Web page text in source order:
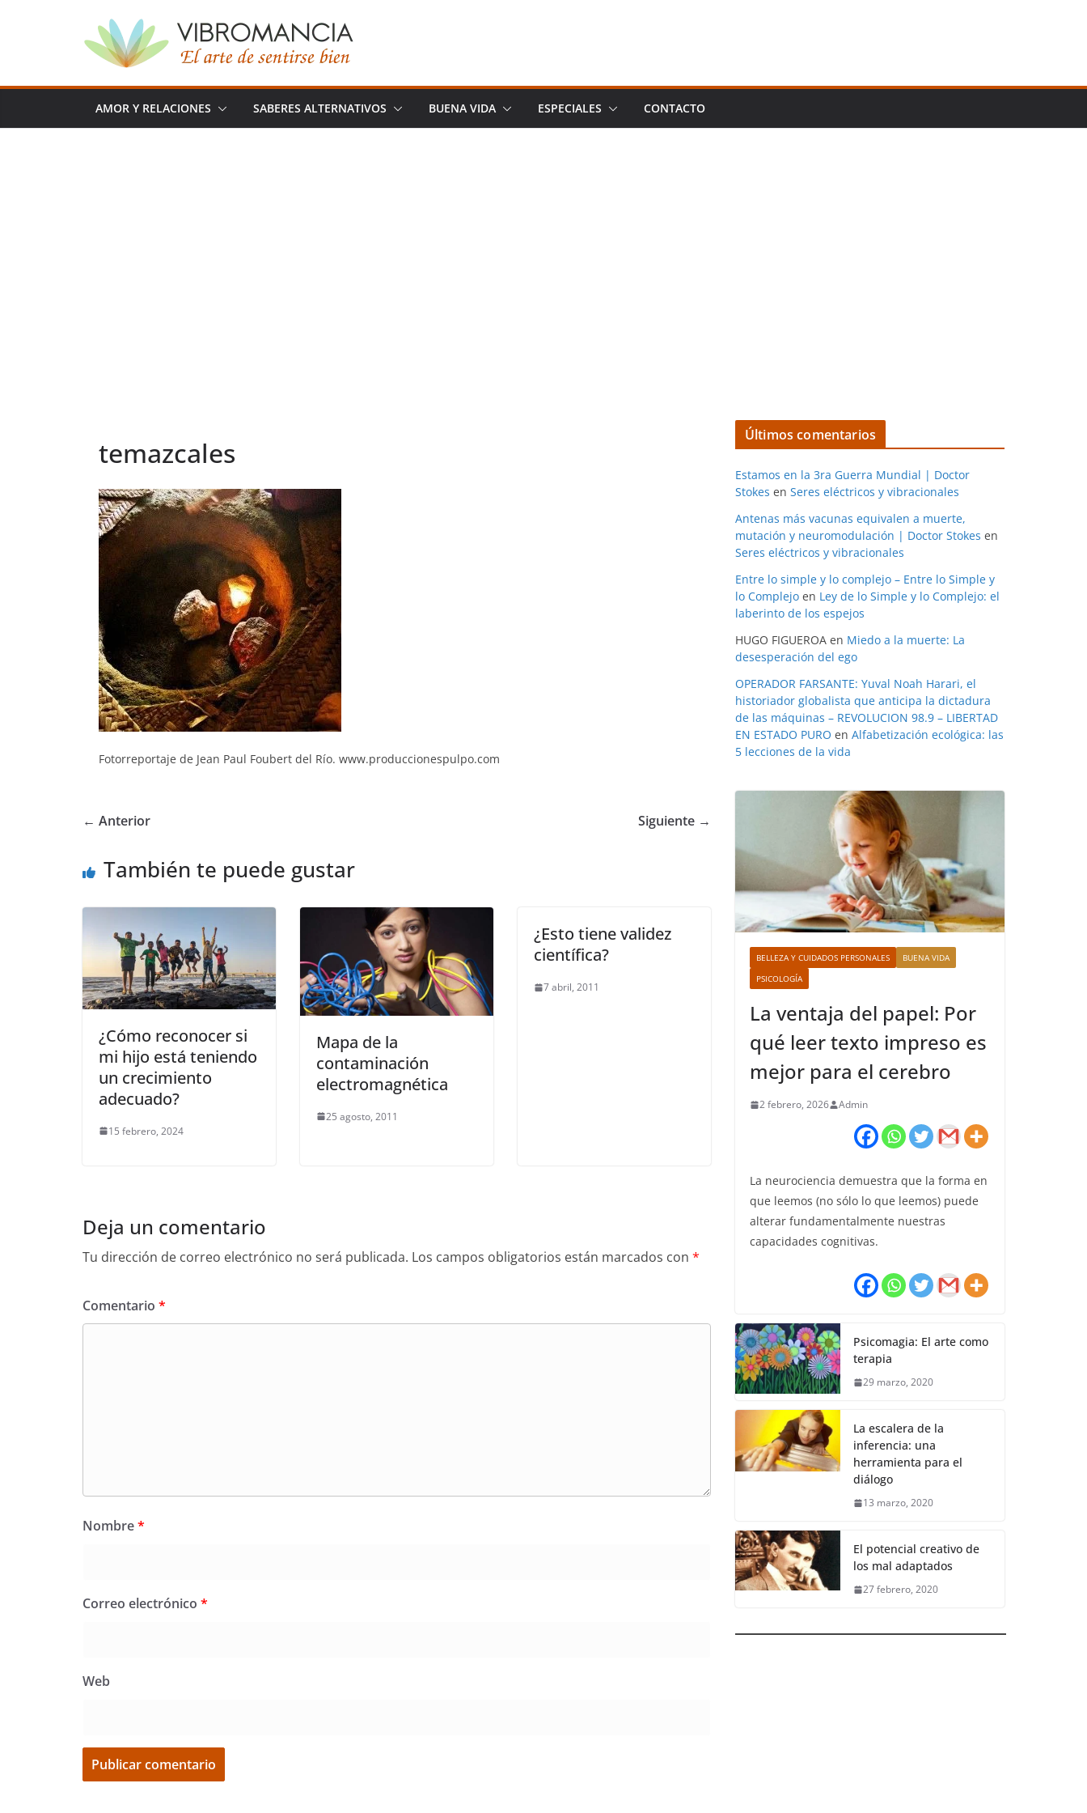
AMOR Y RELACIONES SABERES ALTERNATIVOS BUENA VIDA ESPECIALES CONTACTO
temazcales
Fotorreportaje de Jean Paul Foubert del Río. www.produccionespulpo.com
← Anterior Siguiente →
También te puede gustar
¿Cómo reconocer si
mi hijo está teniendo
un crecimiento
adecuado?
15 febrero, 2024
Mapa de la
contaminación
electromagnética
25 agosto, 2011
¿Esto tiene validez
científica?
7 abril, 2011
Deja un comentario
Tu dirección de correo electrónico no será publicada. Los campos obligatorios están marcados con *
Comentario *
Nombre*
Correo electrónico *
Web
Últimos comentarios
Estamos en la 3ra Guerra Mundial | Doctor
Stokes en Seres eléctricos y vibracionales
Antenas más vacunas equivalen a muerte,
mutación y neuromodulación | Doctor Stokes en
Seres eléctricos y vibracionales
Entre lo simple y lo complejo – Entre lo Simple y
lo Complejo en Ley de lo Simple y lo Complejo: el
laberinto de los espejos
HUGO FIGUEROA en Miedo a la muerte: La
desesperación del ego
OPERADOR FARSANTE: Yuval Noah Harari, el
historiador globalista que anticipa la dictadura
de las máquinas – REVOLUCION 98.9 – LIBERTAD
EN ESTADO PURO en Alfabetización ecológica: las
5 lecciones de la vida
BELLEZA Y CUIDADOS PERSONALES
BUENA VIDA
PSICOLOGÍA
La ventaja del papel: Por
qué leer texto impreso es
mejor para el cerebro
2 febrero, 2026 Admin
La neurociencia demuestra que la forma en
que leemos (no sólo lo que leemos) puede
alterar fundamentalmente nuestras
capacidades cognitivas.
Psicomagia: El arte como
terapia
29 marzo, 2020
La escalera de la
inferencia: una
herramienta para el
diálogo
13 marzo, 2020
El potencial creativo de
los mal adaptados
27 febrero, 2020